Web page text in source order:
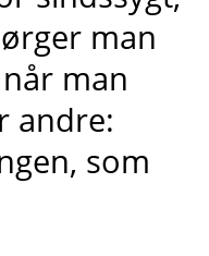
man
man
andre:
som